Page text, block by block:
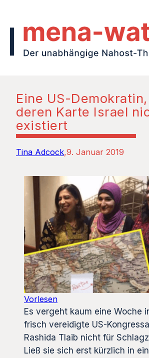
Eine US-
deren Karte Israel
existiert
Tina Adcock 9. Januar 2019
Vorlesen
Es vergeht kaum eine Woche
frisch vereidigte US-
Rashida Tlaib nicht für
Ließ sie sich erst kürzlich in